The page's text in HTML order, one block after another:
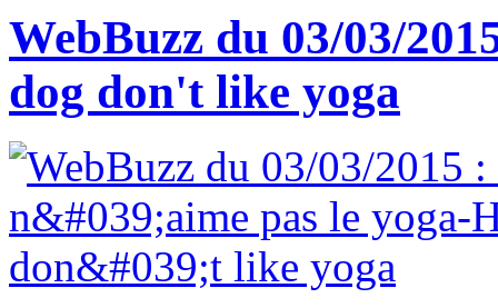
WebBuzz du 03/03/
dog don't like yoga